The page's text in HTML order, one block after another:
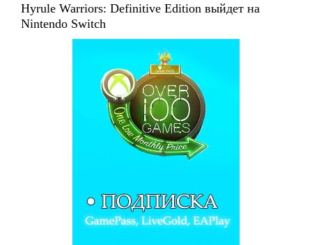
Hyrule Warriors: Definitive Edition выйдет на
Nintendo Switch